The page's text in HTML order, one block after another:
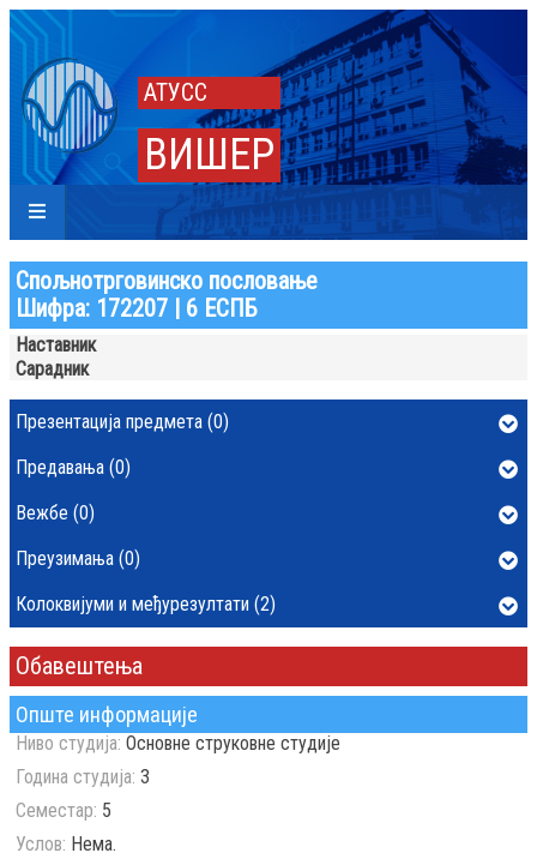
АТУСС
ВИШЕР
Спољнотрговинско пословање
Шифра: 172207 | 6 ЕСПБ
Опште информације
Ниво студија: Основне струковне студије
Година студија: 3
Семестар: 5
Услов: Нема.
Наставник
Сарадник
Презентација предмета (0)
Предавања (0)
Вежбе (0)
Преузимања (0)
Колоквијуми и међурезултати (2)
Обавештења